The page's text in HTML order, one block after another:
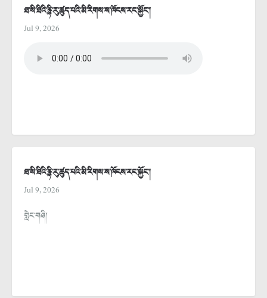
ཐ་སི་ཐིའི་རྙི་རུ་ཚུད་པའི་མི་རིགས་ས་ཁོངས་རང་སྐྱོང་།
Jul 9, 2026
ཐ་སི་ཐིའི་རྙི་རུ་ཚུད་པའི་མི་རིགས་ས་ཁོངས་རང་སྐྱོང་།
Jul 9, 2026
གླེང་གཞི།